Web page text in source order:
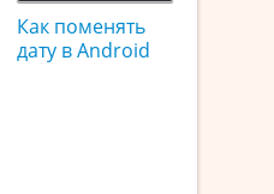
Как поменять
дату в Android